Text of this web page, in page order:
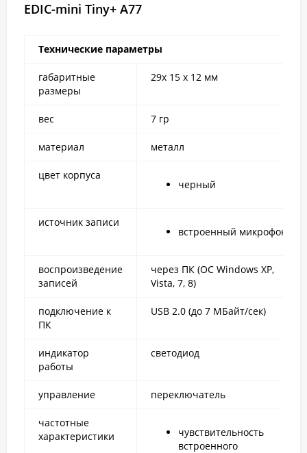
EDIC-mini Tiny+ A77
Технические параметры
габаритные
размеры
29x 15 x 12 мм
вес 7 гр
материал металл
цвет корпуса
черный
источник записи
встроенный микрофон
воспроизведение
записей
через ПК (ОС Windows XP,
Vista, 7, 8)
подключение к
ПК
USB 2.0 (до 7 МБайт/сек)
индикатор
работы
светодиод
управление переключатель
частотные
характеристики
чувствительность
встроенного